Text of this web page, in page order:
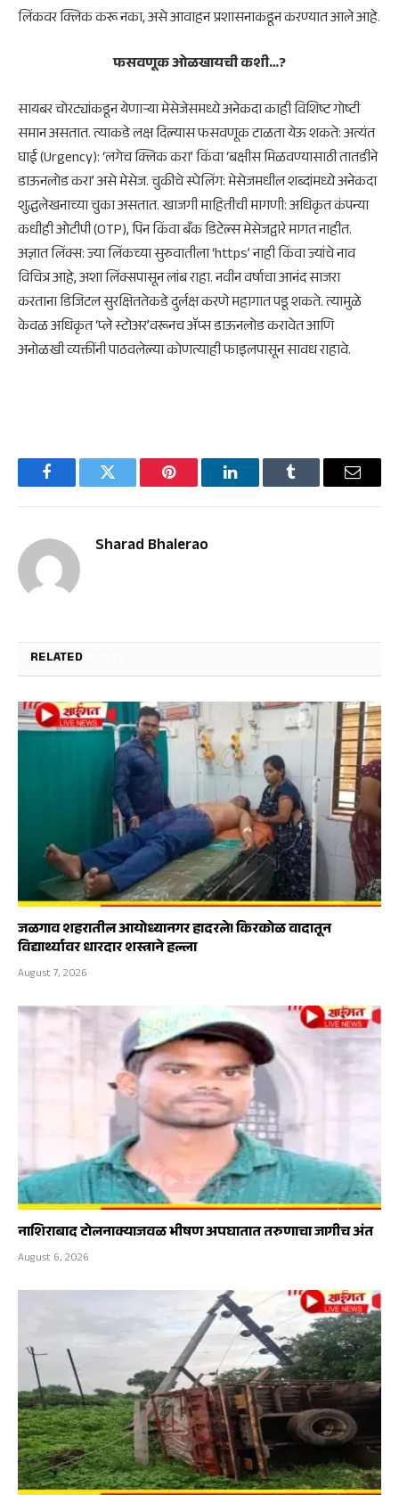
लिंकवर क्लिक करू नका, असे आवाहन प्रशासनाकडून करण्यात आले आहे.
फसवणूक ओळखायची कशी…?
सायबर चोरट्यांकडून येणाऱ्या मेसेजेसमध्ये अनेकदा काही विशिष्ट गोष्टी
समान असतात. त्याकडे लक्ष दिल्यास फसवणूक टाळता येऊ शकते: अत्यंत
घाई (Urgency): ‘लगेच क्लिक करा’ किंवा ‘बक्षीस मिळवण्यासाठी तातडीने
डाऊनलोड करा’ असे मेसेज. चुकीचे स्पेलिंग: मेसेजमधील शब्दांमध्ये अनेकदा
शुद्धलेखनाच्या चुका असतात. खाजगी माहितीची मागणी: अधिकृत कंपन्या
कधीही ओटीपी (OTP), पिन किंवा बँक डिटेल्स मेसेजद्वारे मागत नाहीत.
अज्ञात लिंक्स: ज्या लिंकच्या सुरुवातीला ‘https’ नाही किंवा ज्यांचे नाव
विचित्र आहे, अशा लिंक्सपासून लांब राहा. नवीन वर्षाचा आनंद साजरा
करताना डिजिटल सुरक्षिततेकडे दुर्लक्ष करणे महागात पडू शकते. त्यामुळे
केवळ अधिकृत ‘प्ले स्टोअर’वरूनच ॲप्स डाऊनलोड करावेत आणि
अनोळखी व्यक्तींनी पाठवलेल्या कोणत्याही फाइलपासून सावध राहावे.
FacebookTwitter Pinterest LinkedInTumblr Email
Sharad Bhalerao
RELATED
जळगाव शहरातील आयोध्यानगर हादरले! किरकोळ वादातून
विद्यार्थ्यावर धारदार शस्त्राने हल्ला
August 7, 2026
नाशिराबाद टोलनाक्याजवळ भीषण अपघातात तरुणाचा जागीच अंत
August 6, 2026